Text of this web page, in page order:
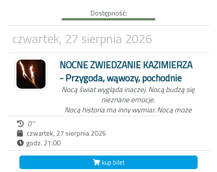
Kazimierza oraz wejdziemy z Tobą do
Wąwozu z korzeniami, wyłącznie przy
blasku pochodni. Czekamy na Ciebie o
zmierzchu, koło studni na kazimierskim
Rynku.
Dostępność:
czwartek, 27 sierpnia 2026
NOCNE ZWIEDZANIE KAZIMIERZA
- Przygoda, wąwozy, pochodnie
Nocą świat wygląda inaczej.Nocą budzą się
nieznane emocje.
Nocą historia ma inny wymiar.Nocą może
zdarzyć się wszystko...
Niezwykła nocna wycieczka po Kazimierzu
Dolnym to nie tylko spacer z przewodnikiem
po Miasteczku. W ten wieczór, zabierzemy
0''
czwartek, 27 sierpnia 2026
godz. 21:00
kup bilet